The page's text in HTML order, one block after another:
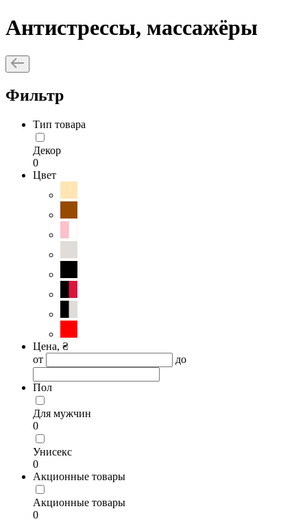
Антистрессы, массажёры
Фильтр
Тип товара
Декор
0
Цвет
Цена, ₴
от
до
Пол
Для мужчин
0
Унисекс
0
Акционные товары
Акционные товары
0